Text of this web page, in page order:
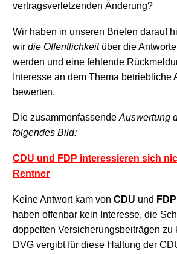
vertragsverletzenden Änderung?
Wir haben in unseren Briefen darauf
wir die Öffentlichkeitüber die
werden und eine fehlende
Interesse an dem Thema betriebliche
bewerten.
Die zusammenfassende Auswertung
folgendes Bild:
CDU und FDP interessieren sich
Rentner
KeineAntwort kam von CDU und FDP
haben offenbar kein Interesse, die
doppelten Versicherungsbeiträgen zu
DVG vergibt für diese Haltung der